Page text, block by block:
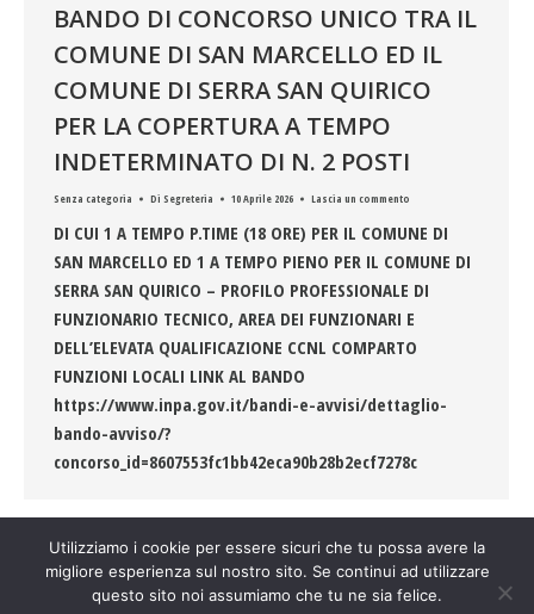
BANDO DI CONCORSO UNICO TRA IL
COMUNE DI SAN MARCELLO ED IL
COMUNE DI SERRA SAN QUIRICO
PER LA COPERTURA A TEMPO
INDETERMINATO DI N. 2 POSTI
Senza categoria Di Segreteria 10 Aprile 2026 Lascia un commento
DI CUI 1 A TEMPO P.TIME (18 ORE) PER IL COMUNE DI
SAN MARCELLO ED 1 A TEMPO PIENO PER IL COMUNE DI
SERRA SAN QUIRICO – PROFILO PROFESSIONALE DI
FUNZIONARIO TECNICO, AREA DEI FUNZIONARI E
DELL’ELEVATA QUALIFICAZIONE CCNL COMPARTO
FUNZIONI LOCALI LINK AL BANDO
https://www.inpa.gov.it/bandi-e-avvisi/dettaglio-
bando-avviso/?
concorso_id=8607553fc1bb42eca90b28b2ecf7278c
Utilizziamo i cookie per essere sicuri che tu possa avere la
migliore esperienza sul nostro sito. Se continui ad utilizzare
questo sito noi assumiamo che tu ne sia felice.